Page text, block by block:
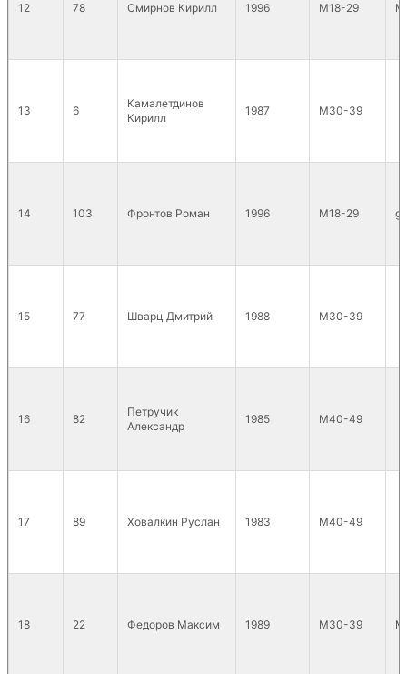
12 78 Смирнов Кирилл 1996 М18-29
13 6
Камалетдинов
Кирилл
1987 М30-39
14 103 Фронтов Роман 1996 М18-29
15 77 Шварц Дмитрий 1988 М30-39
16 82
Петручик
Александр
1985 М40-49
17 89 Ховалкин Руслан 1983 М40-49
18 22 Федоров Максим 1989 М30-39